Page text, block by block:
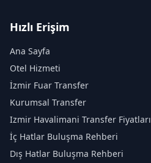
Hızlı Erişim
Ana Sayfa
Otel Hizmeti
İzmir Fuar Transfer
Kurumsal Transfer
Izmir Havalimani Transfer Fiyatları
İç Hatlar Buluşma Rehberi
Dış Hatlar Buluşma Rehberi